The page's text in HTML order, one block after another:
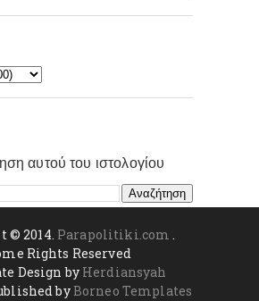
αυτού του ιστολογίου
© 2014. Parapolitiki.com .
Rights Reserved
Design by Herdiansyah
byBorneo Templates